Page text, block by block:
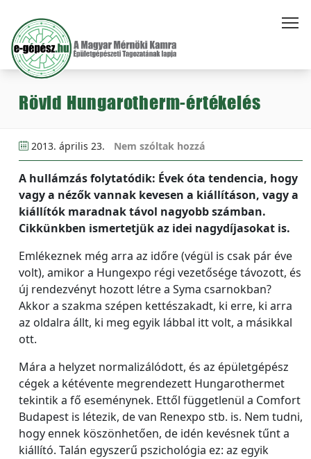
Rövid Hungarotherm-értékelés
2013. április 23. Nem szóltak hozzá
A hullámzás folytatódik: Évek óta tendencia, hogy
vagy a nézők vannak kevesen a kiállításon, vagy a
kiállítók maradnak távol nagyobb számban.
Cikkünkben ismertetjük az idei nagydíjasokat is.
Emlékeznek még arra az időre (végül is csak pár éve
volt), amikor a Hungexpo régi vezetősége távozott, és
új rendezvényt hozott létre a Syma csarnokban?
Akkor a szakma szépen kettészakadt, ki erre, ki arra
az oldalra állt, ki meg egyik lábbal itt volt, a másikkal
ott.
Mára a helyzet normalizálódott, és az épületgépész
cégek a kétévente megrendezett Hungarothermet
tekintik a fő eseménynek. Ettől függetlenül a Comfort
Budapest is létezik, de van Renexpo stb. is. Nem tudni,
hogy ennek köszönhetően, de idén kevésnek tűnt a
kiállító. Talán egyszerű pszichológia ez: az egyik